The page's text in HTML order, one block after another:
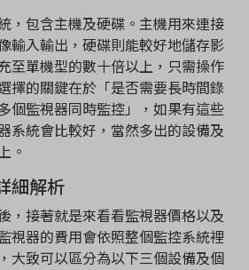
，包含主機及硬碟。主機用來連接
輸入輸出，硬碟則能較好地儲存影
至單機型的數十倍以上，只需操作
擇的關鍵在於「是否需要長時間錄
個監視器同時監控」，如果有這些
系統會比較好，當然多出的設備及
。
細解析
，接著就是來看看監視器價格以及
視器的費用會依照整個監控系統裡
大致可以區分為以下三個設備及個